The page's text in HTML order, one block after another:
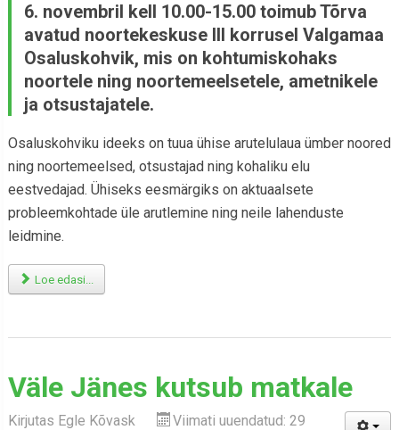
6. novembril kell 10.00-15.00 toimub Tõrva
avatud noortekeskuse III korrusel Valgamaa
Osaluskohvik, mis on kohtumiskohaks
noortele ning noortemeelsetele, ametnikele
ja otsustajatele.
Osaluskohviku ideeks on tuua ühise arutelulaua ümber noored
ning noortemeelsed, otsustajad ning kohaliku elu
eestvedajad. Ühiseks eesmärgiks on aktuaalsete
probleemkohtade üle arutlemine ning neile lahenduste
leidmine.
Loe edasi...
Väle Jänes kutsub matkale
Kirjutas Egle Kõvask Viimati uuendatud: 29